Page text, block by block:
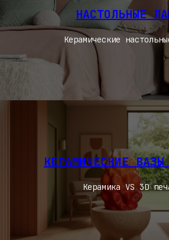
НАСТОЛЬНЫЕ
Керамические
КЕРАМИЧЕСКИЕ
Керамика VS 3D